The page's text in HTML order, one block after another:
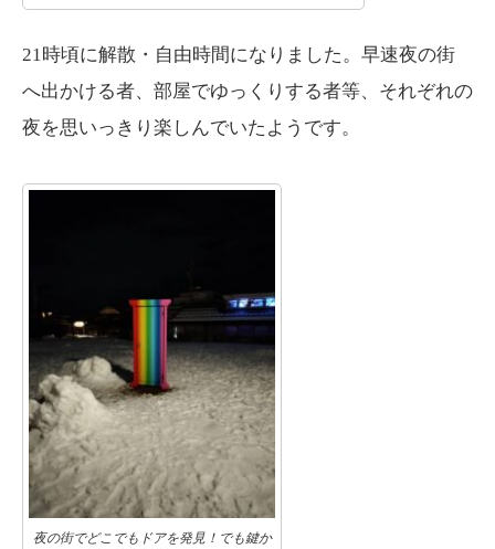
21時頃に解散・自由時間になりました。早速夜の街
へ出かける者、部屋でゆっくりする者等、それぞれの
夜を思いっきり楽しんでいたようです。
夜の街でどこでもドアを発見！でも鍵か